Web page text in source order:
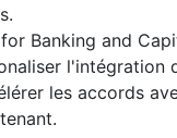
Banking and
l'intégration
les accords